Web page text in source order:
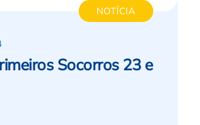
NOTÍCIA
Socorros 23 e